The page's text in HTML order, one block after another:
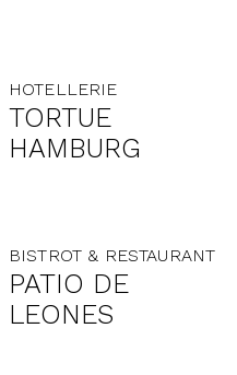
HOTELLERIE
TORTUE
HAMBURG
BISTROT & RESTAURANT
PATIO DE
LEONES